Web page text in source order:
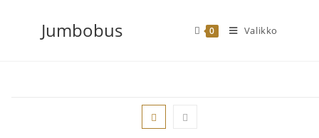
sisältöön
Jumbobus 0 Valikko